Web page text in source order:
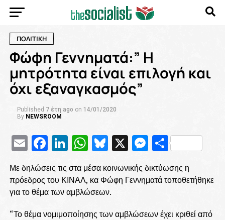
ΠΟΛΙΤΙΚΗ
Φώφη Γεννηματά:” Η
μητρότητα είναι επιλογή και
όχι εξαναγκασμός”
Published 7 έτη ago on 14/01/2020
By NEWSROOM
EmailFacebook
LinkedIn
WhatsApp
Bluesky
X
Με δηλώσεις τις στα μέσα κοινωνικής δικτύωσης η
πρόεδρος του ΚΙΝΑΛ, κα Φώφη Γεννηματά τοποθετήθηκε
για το θέμα των αμβλώσεων.
“Το θέμα νομιμοποίησης των αμβλώσεων έχει κριθεί από